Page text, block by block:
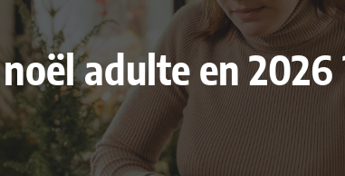
adulte en 2026